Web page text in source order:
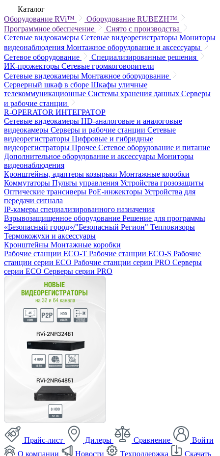
Каталог
Оборудование RVi™
Оборудование RUBEZH™
Программное обеспечение
Снято с производства
Сетевые видеокамеры Сетевые видеорегистраторы Мониторы
видеонаблюдения Монтажное оборудование и аксессуары
Сетевое оборудование
Специализированные решения
ИК-прожекторы Сетевые громкоговорители
Сетевые видеокамеры Монтажное оборудование
Серверный шкаф в сборе Шкафы уличные
телекоммуникационные Системы хранения данных Серверы
и рабочие станции
R-OPERATOR ИНТЕГРАТОР
Сетевые видеокамеры HD-аналоговые и аналоговые
видеокамеры Серверы и рабочие станции Сетевые
видеорегистраторы Цифровые и гибридные
видеорегистраторы Прочее Сетевое оборудование и питание
Дополнительное оборудование и аксессуары Мониторы
видеонаблюдения
Кронштейны, адаптеры козырьки Монтажные коробки
Коммутаторы Пульты управления Устройства грозозащиты
Оптические трансиверы PoE-инжекторы Устройства для
передачи сигнала
IP-камеры специализированного назначения
Взрывозащищенное оборудование Решение для программы
«Безопасный город»/"Безопасный Регион" Тепловизоры
Термокожухи и аксессуары
Кронштейны Монтажные коробки
Рабочие станции ECO-T Рабочие станции ECO-S Рабочие
станции серии ECO Рабочие станции серии PRO Серверы
серии ECO Серверы серии PRO
Прайс-лист Дилеры Сравнение
Войти
О компании
Новости Техподдержка Скачать